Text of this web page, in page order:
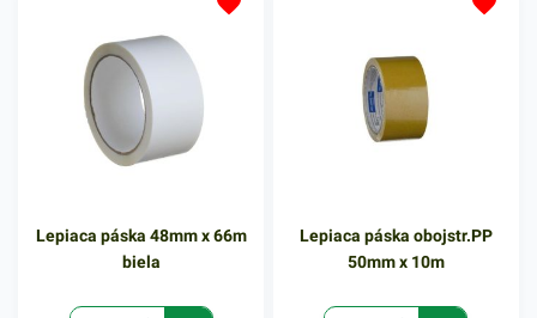
Lepiaca páska 48mm x 66m
biela
Lepiaca páska obojstr.PP
50mm x 10m